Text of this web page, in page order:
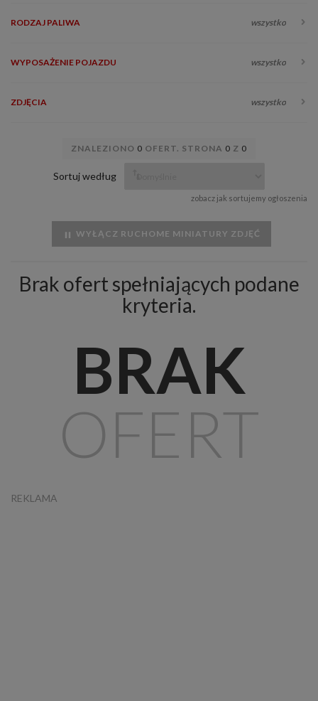
RODZAJ PALIWA wszystko
WYPOSAŻENIE POJAZDU wszystko
ZDJĘCIA wszystko
ZNALEZIONO 0 OFERT. STRONA 0 Z 0
Sortuj według
zobacz jak sortujemy ogłoszenia
WYŁĄCZ RUCHOME MINIATURY ZDJĘĆ
Brak ofert spełniających podane
kryteria.
BRAK
OFERT
REKLAMA